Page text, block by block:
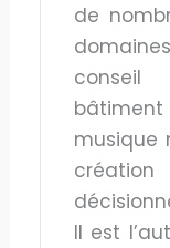
de
musique
Il est